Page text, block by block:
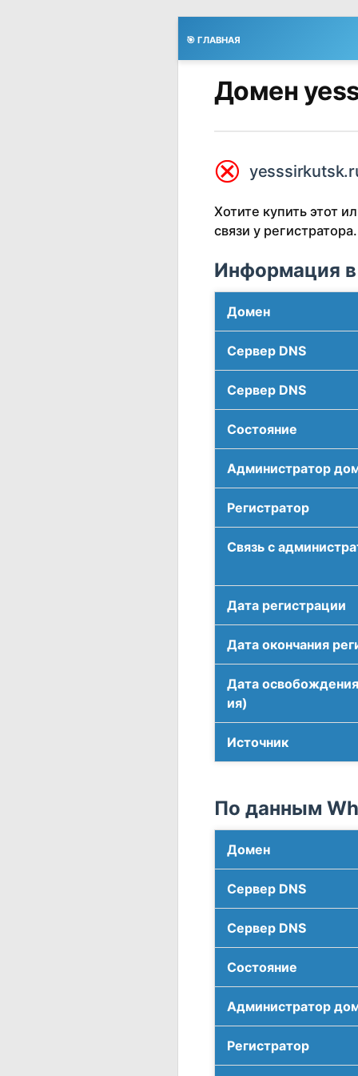
🎯 ГЛАВНАЯ
Домен
⮿
Хотите купить этот
связи у регистратора.
Информация в
Домен
Сервер DNS
Сервер DNS
Соcтояние
Администратор
Регистратор
Связь с
Дата регистрации
Дата окончания
Дата
ия)
Источник
По данным
Домен
Сервер DNS
Сервер DNS
Соcтояние
Администратор
Регистратор